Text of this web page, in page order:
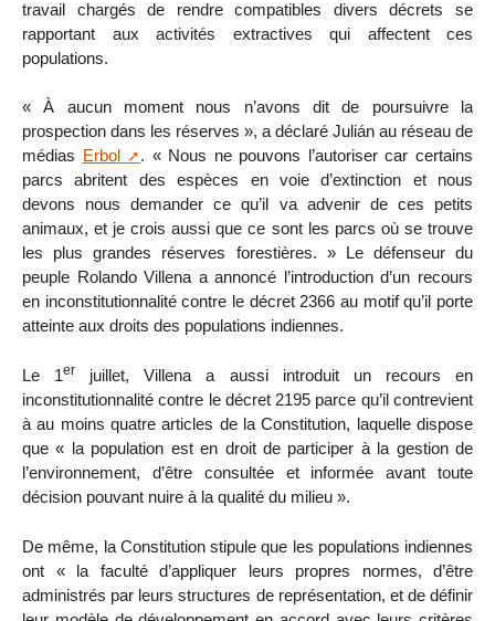
travail chargés de rendre compatibles divers décrets se
rapportant aux activités extractives qui affectent ces
populations.
« À aucun moment nous n’avons dit de poursuivre la
prospection dans les réserves », a déclaré Julián au réseau de
médias Erbol
. « Nous ne pouvons l’autoriser car certains
parcs abritent des espèces en voie d’extinction et nous
devons nous demander ce qu’il va advenir de ces petits
animaux, et je crois aussi que ce sont les parcs où se trouve
les plus grandes réserves forestières. » Le défenseur du
peuple Rolando Villena a annoncé l’introduction d’un recours
en inconstitutionnalité contre le décret 2366 au motif qu’il porte
atteinte aux droits des populations indiennes.
Le 1er
juillet, Villena a aussi introduit un recours en
inconstitutionnalité contre le décret 2195 parce qu’il contrevient
à au moins quatre articles de la Constitution, laquelle dispose
que « la population est en droit de participer à la gestion de
l’environnement, d’être consultée et informée avant toute
décision pouvant nuire à la qualité du milieu ».
De même, la Constitution stipule que les populations indiennes
ont « la faculté d’appliquer leurs propres normes, d’être
administrés par leurs structures de représentation, et de définir